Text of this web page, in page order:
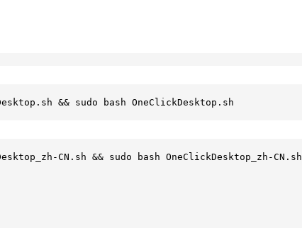
&& sudo bash OneClickDesktop.sh
CN.sh && sudo bash OneClickDesktop_zh-CN.sh